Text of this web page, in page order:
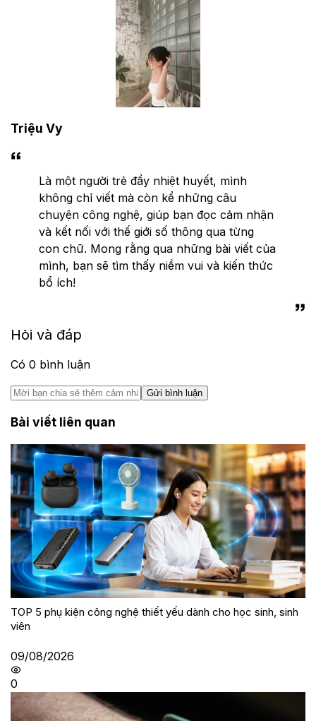
Triệu Vy
Là một người trẻ đầy nhiệt huyết, mình
không chỉ viết mà còn kể những câu
chuyện công nghệ, giúp bạn đọc cảm nhận
và kết nối với thế giới số thông qua từng
con chữ. Mong rằng qua những bài viết của
mình, bạn sẽ tìm thấy niềm vui và kiến thức
bổ ích!
Hỏi và đáp
Có 0 bình luận
Gửi bình luận
Bài viết liên quan
TOP 5 phụ kiện công nghệ thiết yếu dành cho học sinh, sinh
viên
09/08/2026
0